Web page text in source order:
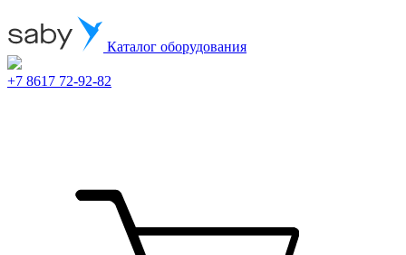
Каталог оборудования
+7 8617 72-92-82